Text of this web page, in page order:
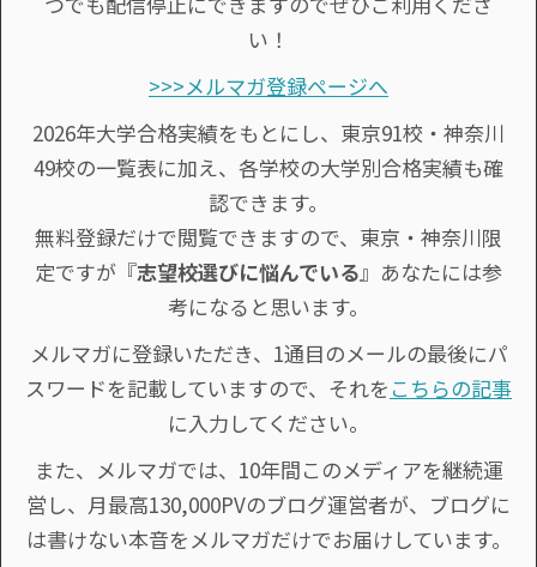
い！
>>>メルマガ登録ページへ
2026年大学合格実績をもとにし、東京91校・神奈川
49校の一覧表に加え、各学校の大学別合格実績も確
認できます。
無料登録だけで閲覧できますので、東京・神奈川限
定ですが『志望校選びに悩んでいる』あなたには参
考になると思います。
メルマガに登録いただき、1通目のメールの最後にパ
スワードを記載していますので、それを こちらの記事
に入力してください。
また、メルマガでは、10年間このメディアを継続運
営し、月最高130,000PVのブログ運営者が、ブログに
は書けない本音をメルマガだけでお届けしています。